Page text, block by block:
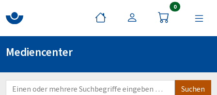
0Artikel im
Mediencenter